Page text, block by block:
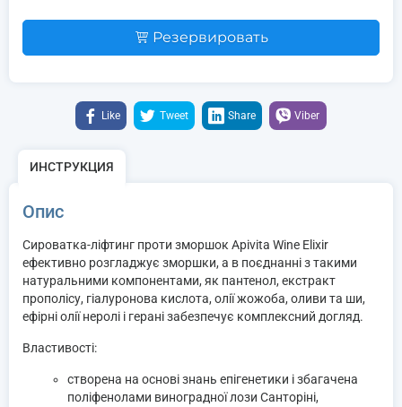
Резервировать
Like Tweet Share Viber
ИНСТРУКЦИЯ
Опис
Сироватка-ліфтинг проти зморшок Apivita Wine Elixir
ефективно розгладжує зморшки, а в поєднанні з такими
натуральними компонентами, як пантенол, екстракт
прополісу, гіалуронова кислота, олії жожоба, оливи та ши,
ефірні олії неролі і герані забезпечує комплексний догляд.
Властивості:
створена на основі знань епігенетики і збагачена
поліфенолами виноградної лози Санторіні,